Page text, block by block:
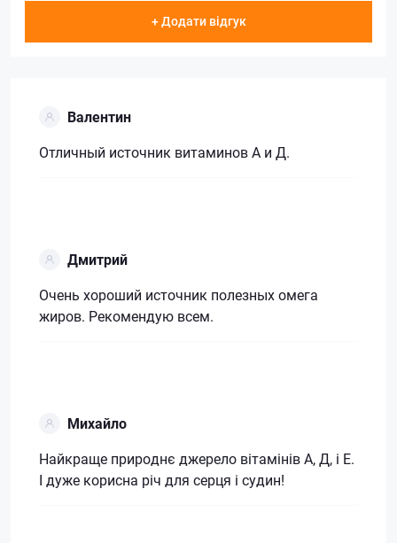
+ Додати відгук
Валентин
Отличный источник витаминов А и Д.
Дмитрий
Очень хороший источник полезных омега
жиров. Рекомендую всем.
Михайло
Найкраще природнє джерело вітамінів А, Д, і Е.
І дуже корисна річ для серця і судин!